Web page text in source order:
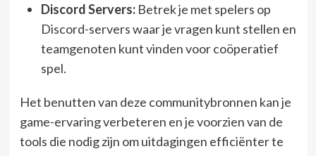
Discord Servers:Betrek je met spelers op
Discord-servers waar je vragen kunt stellen en
teamgenoten kunt vinden voor coöperatief
spel.
Het benutten van deze communitybronnen kan je
game-ervaring verbeteren en je voorzien van de
tools die nodig zijn om uitdagingen efficiënter te